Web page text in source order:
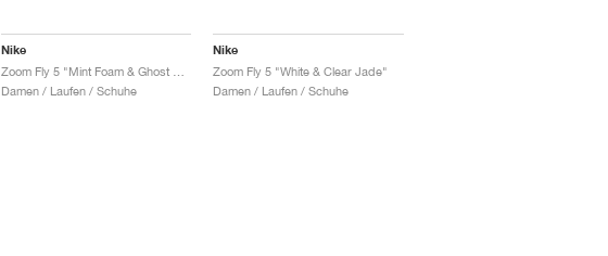
Nike
Damen / Laufen / Schuhe
Nike
Zoom Fly 5 "White & Clear Jade"
Damen / Laufen / Schuhe